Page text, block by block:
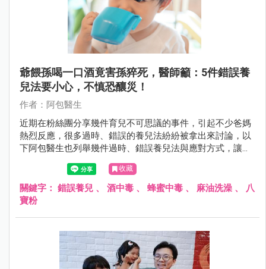
爺餵孫喝一口酒竟害孫猝死，醫師籲：5件錯誤養
兒法要小心，不慎恐釀災！
作者：阿包醫生
近期在粉絲團分享幾件育兒不可思議的事件，引起不少爸媽
熱烈反應，很多過時、錯誤的養兒法紛紛被拿出來討論，以
下阿包醫生也列舉幾件過時、錯誤養兒法與應對方式，讓爸
媽拒絕錯誤養育法且不尷尬！
收藏
關鍵字： 錯誤養兒 、 酒中毒 、 蜂蜜中毒 、 麻油洗澡 、 八
寶粉